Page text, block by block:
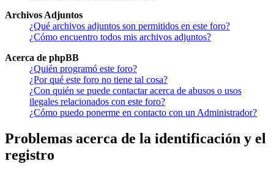
Archivos Adjuntos
¿Qué archivos adjuntos son permitidos en este foro?
¿Cómo encuentro todos mis archivos adjuntos?
Acerca de phpBB
¿Quién programó este foro?
¿Por qué este foro no tiene tal cosa?
¿Con quién se puede contactar acerca de abusos o usos
ilegales relacionados con este foro?
¿Cómo puedo ponerme en contacto con un Administrador?
Problemas acerca de la identificación y el
registro